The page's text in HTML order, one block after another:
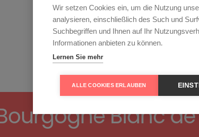
Blanc
Wir setzen Cookies ein, um die Nutzung
analysieren, einschließlich des Such und
Suchbegriffen und Ihnen auf Ihr
Informationen anbieten zu können.
Lernen Sie mehr
ALLE COOKIES ERLAUBEN